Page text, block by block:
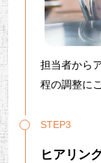
担当者から
程の調整に
STEP3
ヒアリン